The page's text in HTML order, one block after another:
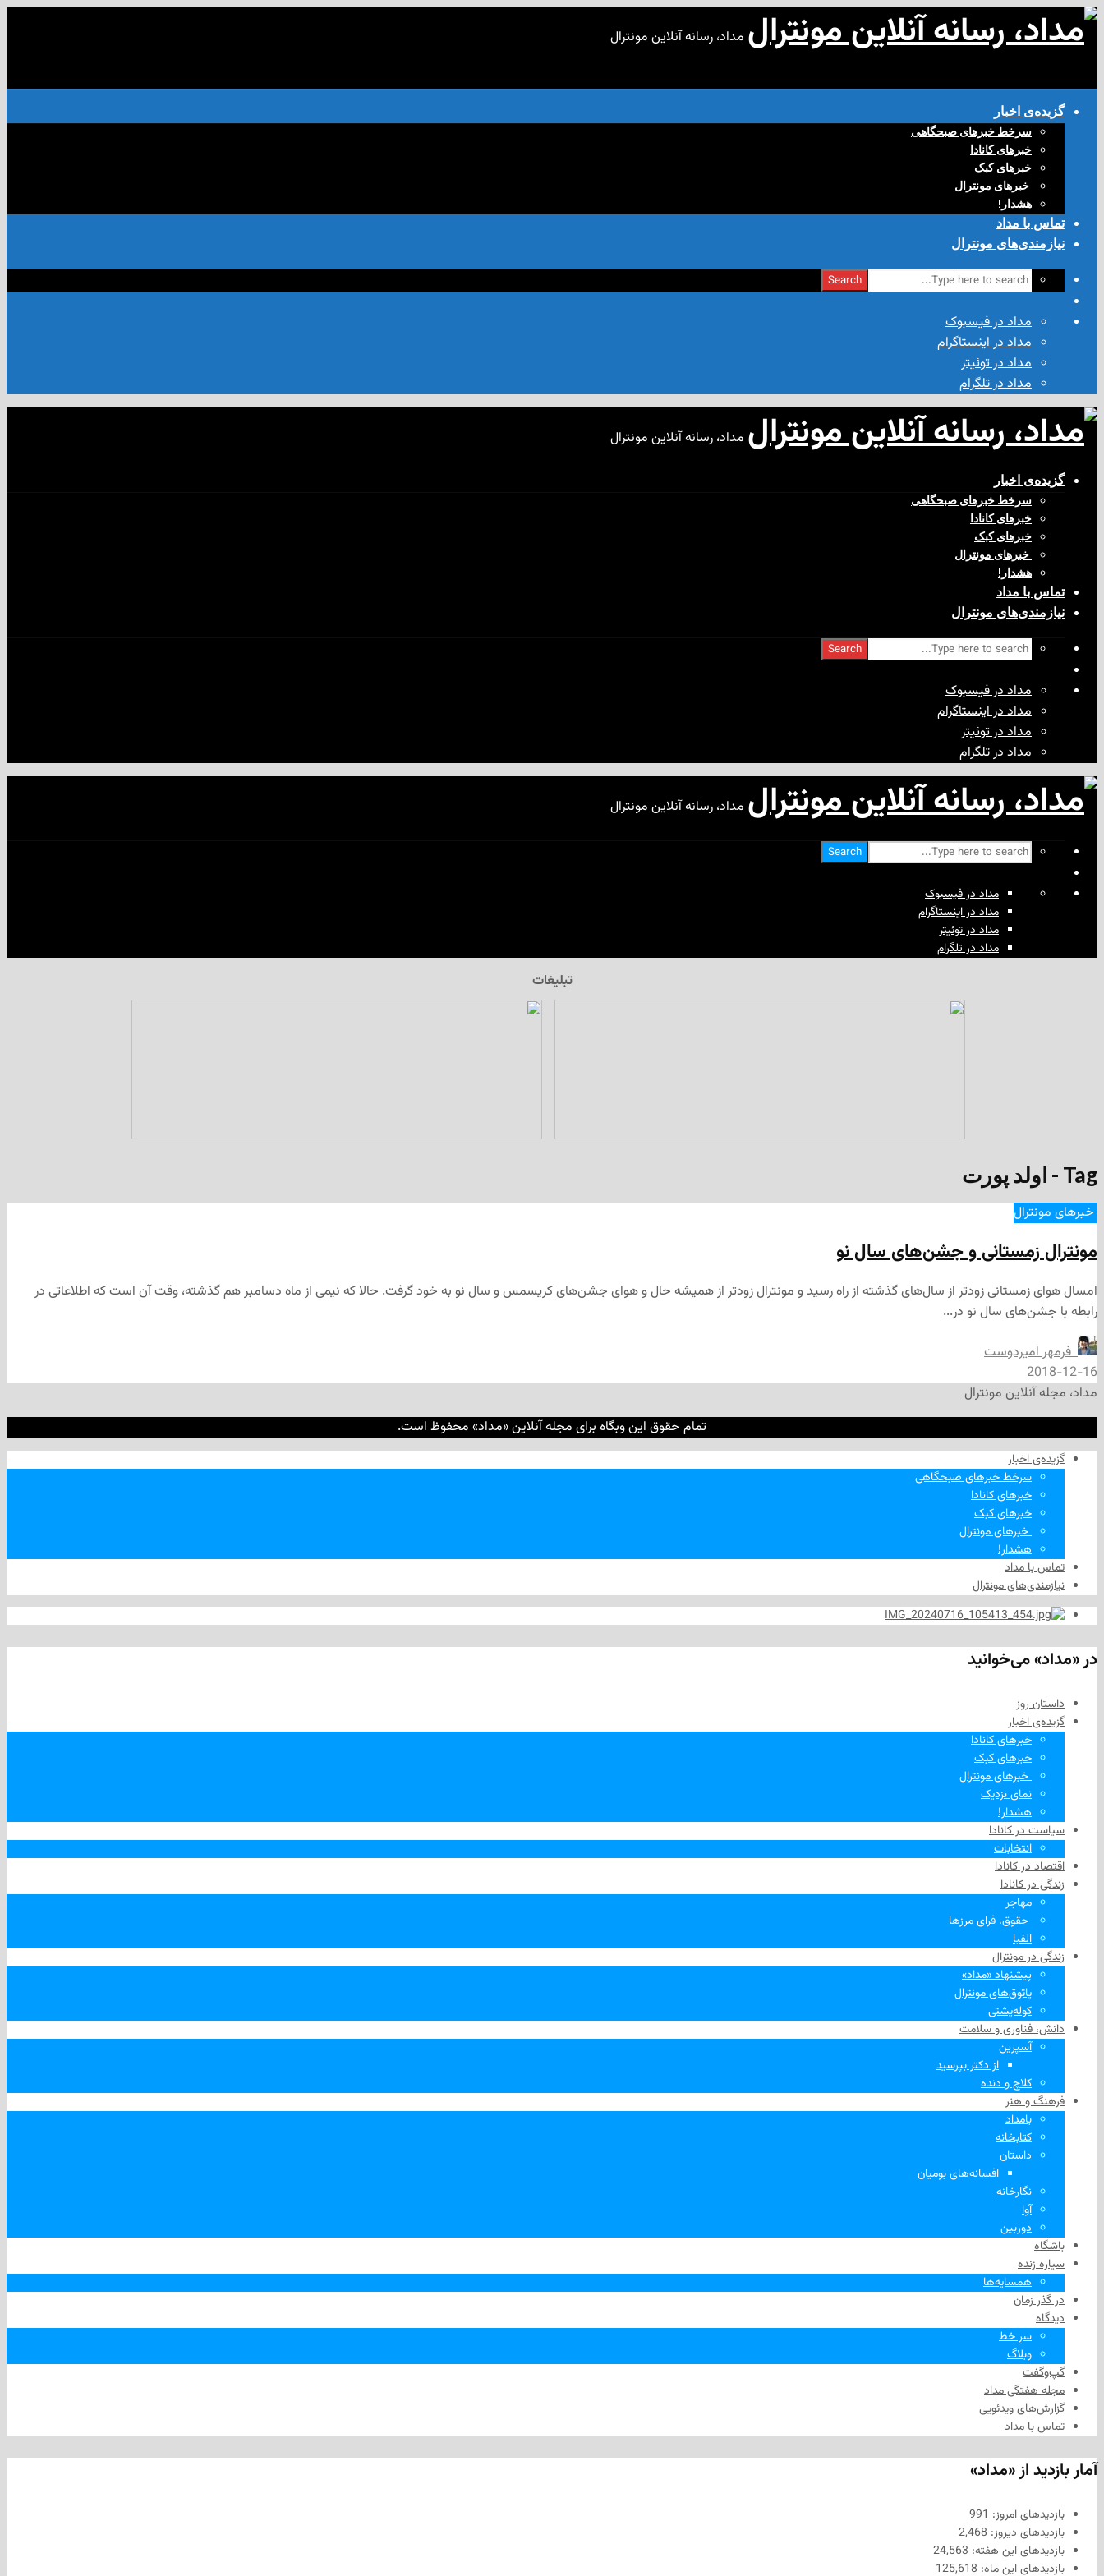
مداد، رسانه آنلاین مونترال
گزیده‌ی‌ اخبار
سرخط خبرهای صبحگاهی
خبرهای کانادا
خبرهای کبک
‌ خبرهای مونترال
هشدار!
تماس با مداد
نیازمندی‌های مونترال
Search
مداد در فیسبوک
مداد در اینستاگرام
مداد در توئیتر
مداد در تلگرام
مداد، رسانه آنلاین مونترال
گزیده‌ی‌ اخبار
سرخط خبرهای صبحگاهی
خبرهای کانادا
خبرهای کبک
‌ خبرهای مونترال
هشدار!
تماس با مداد
نیازمندی‌های مونترال
Search
مداد در فیسبوک
مداد در اینستاگرام
مداد در توئیتر
مداد در تلگرام
مداد، رسانه آنلاین مونترال
Search
مداد در فیسبوک
مداد در اینستاگرام
مداد در توئیتر
مداد در تلگرام
تبلیغات
Tag - اولد پورت
‌ خبرهای مونترال
مونترال زمستانی و جشن‌های سال نو
امسال هوای زمستانی زودتر از سال‌های گذشته از راه رسید و مونترال زودتر از همیشه حال و هوای جشن‌های کریسمس و سال نو به خود گرفت. حالا که نیمی از ماه دسامبر هم گذشته، وقت آن است که اطلاعاتی در
رابطه با جشن‌های سال نو در...
‌ فرمهر امیردوست
2018-12-16
مداد، مجله آنلاین مونترال
تمام حقوق این وبگاه برای مجله آنلاین «مداد» محفوظ است.
گزیده‌ی‌ اخبار
سرخط خبرهای صبحگاهی
خبرهای کانادا
خبرهای کبک
‌ خبرهای مونترال
هشدار!
تماس با مداد
نیازمندی‌های مونترال
در «مداد» می‌خوانید
داستان روز
گزیده‌ی‌ اخبار
خبرهای کانادا
خبرهای کبک
‌ خبرهای مونترال
نمای نزدیک
هشدار!
سیاست در کانادا
انتخابات
اقتصاد در کانادا
زندگی در کانادا
مهاجر
‌ حقوق، فرای مرزها
الفبا
زندگی در مونترال
پیشنهاد «مداد»
پاتوق‌های مونترال
کوله‌پشتی
دانش، فناوری و سلامت
آسپرین
از دکتر بپرسید
کلاچ و دنده
فرهنگ و هنر
بامداد
کتابخانه
داستان
افسانه‌های بومیان
نگارخانه
آوا
دوربین
باشگاه
سیاره زنده
همسایه‌ها
در گذر زمان
دیدگاه
سرِ خط
وبلاگ
گپ‌وگفت
مجله هفتگی مداد
گزارش‌های ویدئویی
تماس با مداد
آمار بازدید از «مداد»
بازدیدهای امروز: 991
بازدیدهای دیروز: 2,468
بازدیدهای این هفته: 24,563
بازدیدهای این ماه: 125,618